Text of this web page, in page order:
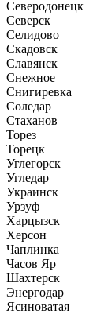
Северодонецк
Северск
Селидово
Скадовск
Славянск
Снежное
Снигиревка
Соледар
Стаханов
Торез
Торецк
Углегорск
Угледар
Украинск
Урзуф
Харцызск
Херсон
Чаплинка
Часов Яр
Шахтерск
Энергодар
Ясиноватая